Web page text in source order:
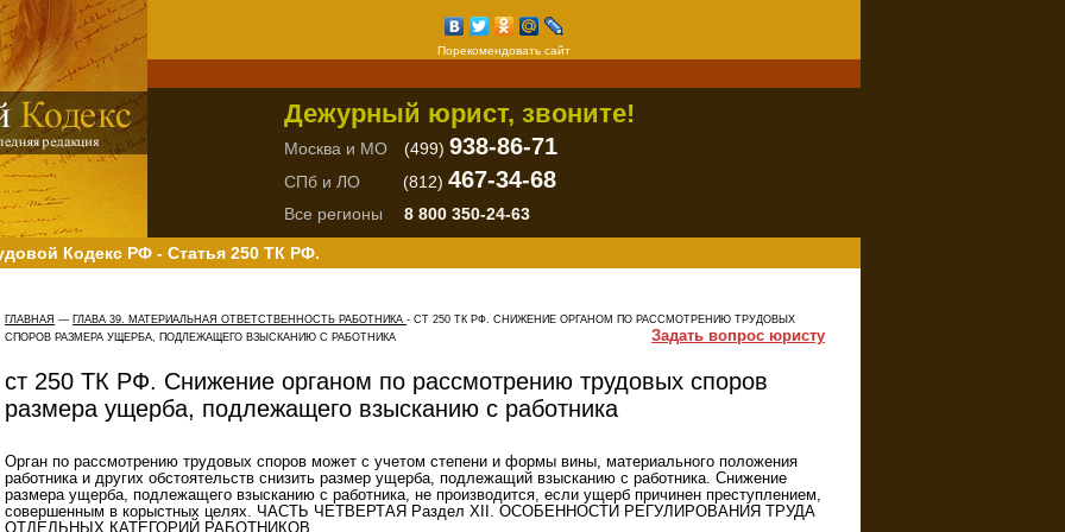
Порекомендовать сайт
Дежурный юрист, звоните!
Москва и МО (499) 938-86-71
СПб и ЛО (812) 467-34-68
Все регионы 8 800 350-24-63
Кодекс РФ - Статья 250 ТК РФ.
ГЛАВНАЯ — ГЛАВА 39. МАТЕРИАЛЬНАЯ ОТВЕТСТВЕННОСТЬ РАБОТНИКА - СТ 250 ТК РФ. СНИЖЕНИЕ ОРГАНОМ ПО РАССМОТРЕНИЮ ТРУДОВЫХ
СПОРОВ РАЗМЕРА УЩЕРБА, ПОДЛЕЖАЩЕГО ВЗЫСКАНИЮ С РАБОТНИКА
Задать вопрос юристу
ст 250 ТК РФ. Снижение органом по рассмотрению трудовых споров
размера ущерба, подлежащего взысканию с работника
Орган по рассмотрению трудовых споров может с учетом степени и формы вины, материального положения
работника и других обстоятельств снизить размер ущерба, подлежащий взысканию с работника. Снижение
размера ущерба, подлежащего взысканию с работника, не производится, если ущерб причинен преступлением,
совершенным в корыстных целях. ЧАСТЬ ЧЕТВЕРТАЯ Раздел XII. ОСОБЕННОСТИ РЕГУЛИРОВАНИЯ ТРУДА
ОТДЕЛЬНЫХ КАТЕГОРИЙ РАБОТНИКОВ